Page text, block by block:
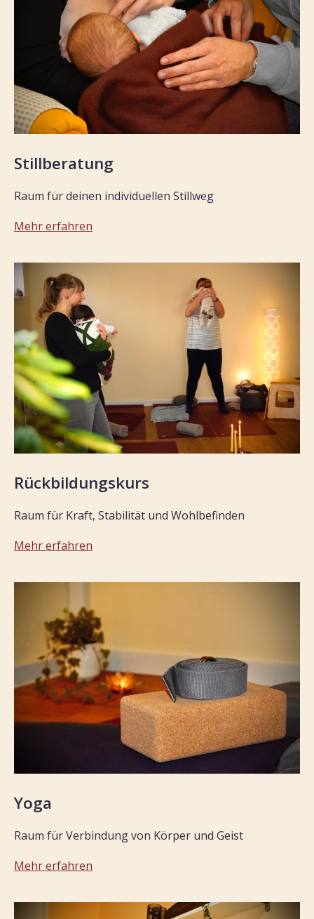
Stillberatung
Raum für deinen individuellen Stillweg
Mehr erfahren
Rückbildungskurs
Raum für Kraft, Stabilität und Wohlbefinden
Mehr erfahren
Yoga
Raum für Verbindung von Körper und Geist
Mehr erfahren